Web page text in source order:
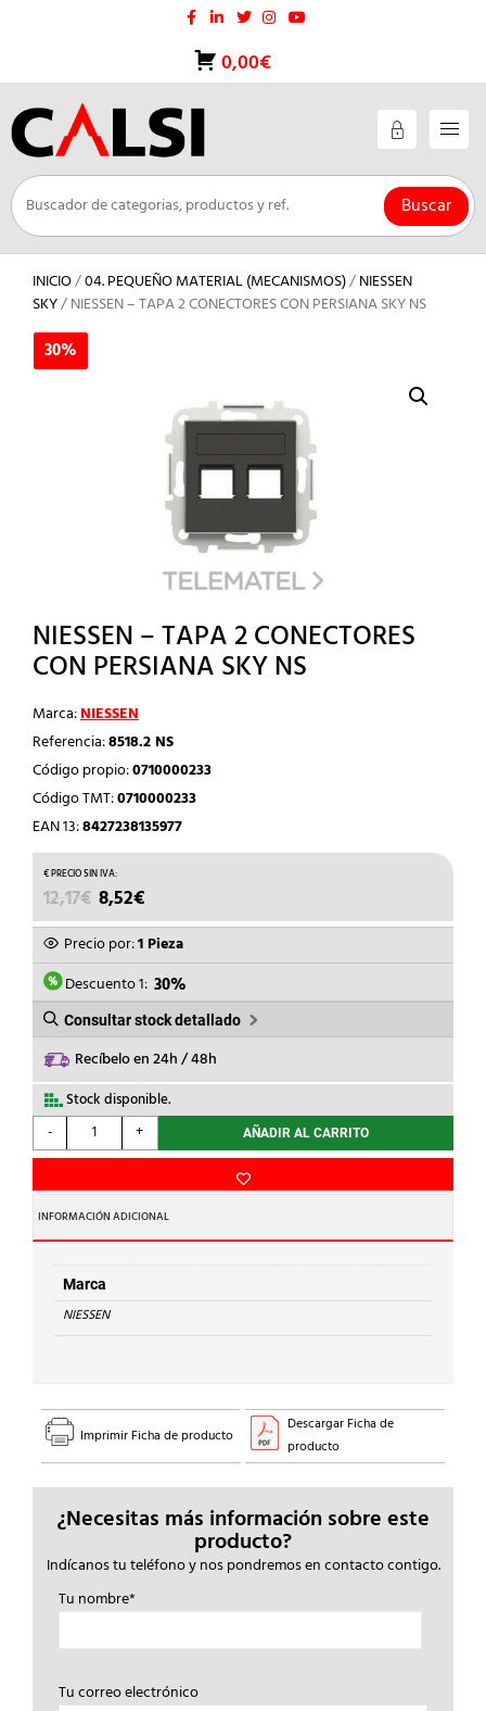
0,00€
Buscar
INICIO/04. PEQUEÑO MATERIAL (MECANISMOS)/NIESSEN
SKY/ NIESSEN – TAPA 2 CONECTORES CON PERSIANA SKY NS
30%
NIESSEN – TAPA 2 CONECTORES
CON PERSIANA SKY NS
Marca:NIESSEN
Referencia:8518.2 NS
Código propio:0710000233
Código TMT:0710000233
EAN 13:8427238135977
12,17€ EL
PRECIO
ORIGINAL
ERA:
12,17€.
8,52€
PRECIO
ACTUAL
ES:
8,52€.
Precio por:1 Pieza
Descuento 1: 30%
Consultar stock detallado
Recíbelo en 24h / 48h
Stock disponible.
-
NIESSEN
-
2
CONECTORES
CON
PERSIANA
SKY
NS
cantidad
+ AÑADIR AL CARRITO
INFORMACIÓN ADICIONAL
Marca
NIESSEN
30%
Imprimir Ficha de producto
Descargar Ficha de
producto
¿Necesitas más información sobre este
producto?
Indícanos tu teléfono y nos pondremos en contacto contigo.
Tu nombre*
Tu correo electrónico